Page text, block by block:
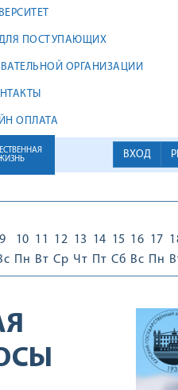
ПОСТУПАЮЩИХ
ОРГАНИЗАЦИИ
ОПЛАТА
ВХОД
9
10
Пн
11
Вт
12
Ср
13
Чт
14
Пт
15
Сб
16
Вс
17
Пн